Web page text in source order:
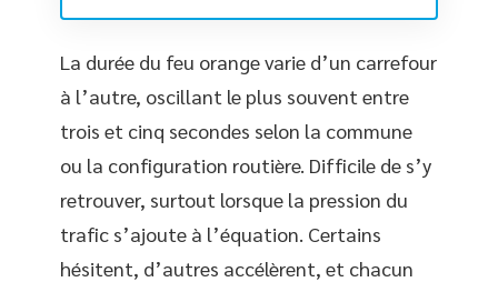
La durée du feu orange varie d’un carrefour
à l’autre, oscillant le plus souvent entre
trois et cinq secondes selon la commune
ou la configuration routière. Difficile de s’y
retrouver, surtout lorsque la pression du
trafic s’ajoute à l’équation. Certains
hésitent, d’autres accélèrent, et chacun